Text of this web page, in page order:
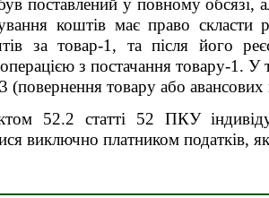
поставлений у повному обсязі,
коштів має право скласти
за товар-1, та після його
з постачання товару-1.
(повернення товару або авансових
52.2 статті 52 ПКУ
виключно платником податків,